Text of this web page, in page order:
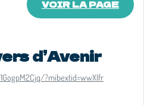
VOIR LA PAGE
d’Avenir
?mibextid=wwXIfr